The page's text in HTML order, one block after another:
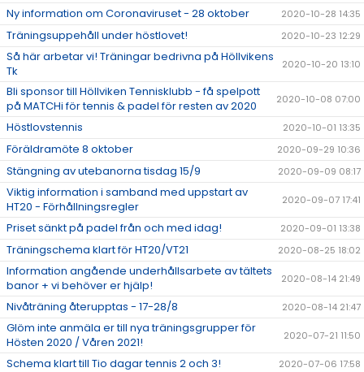
Ny information om Coronaviruset - 28 oktober 2020-10-28 14:35
Träningsuppehåll under höstlovet! 2020-10-23 12:29
Så här arbetar vi! Träningar bedrivna på Höllvikens
Tk
2020-10-20 13:10
Bli sponsor till Höllviken Tennisklubb - få spelpott
på MATCHi för tennis & padel för resten av 2020
2020-10-08 07:00
Höstlovstennis 2020-10-01 13:35
Föräldramöte 8 oktober 2020-09-29 10:36
Stängning av utebanorna tisdag 15/9 2020-09-09 08:17
Viktig information i samband med uppstart av
HT20 - Förhållningsregler
2020-09-07 17:41
Priset sänkt på padel från och med idag! 2020-09-01 13:38
Träningschema klart för HT20/VT21 2020-08-25 18:02
Information angående underhållsarbete av tältets
banor + vi behöver er hjälp!
2020-08-14 21:49
Nivåträning återupptas - 17-28/8 2020-08-14 21:47
Glöm inte anmäla er till nya träningsgrupper för
Hösten 2020 / Våren 2021!
2020-07-21 11:50
Schema klart till Tio dagar tennis 2 och 3! 2020-07-06 17:58